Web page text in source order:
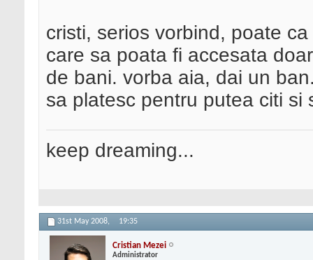
cristi, serios vorbind, poate
care sa poata fi accesata
de bani. vorba aia, dai un
sa platesc pentru putea citi si
keep dreaming...
31st May 2008, 19:35
Cristian Mezei
Administrator